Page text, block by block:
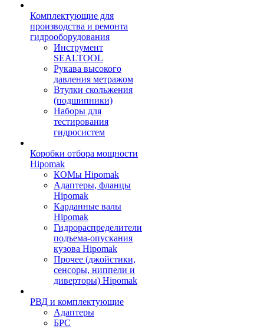
Комплектующие для
производства и ремонта
гидрооборудования
Инструмент
SEALTOOL
Рукава высокого
давления метражом
Втулки скольжения
(подшипники)
Наборы для
тестирования
гидросистем
Коробки отбора мощности
Hipomak
КОМы Hipomak
Адаптеры, фланцы
Hipomak
Карданные валы
Hipomak
Гидрораспределители
подъема-опускания
кузова Hipomak
Прочее (джойстики,
сенсоры, ниппели и
диверторы) Hipomak
РВД и комплектующие
Адаптеры
БРС